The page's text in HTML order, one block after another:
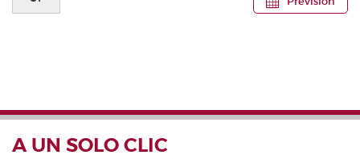
A UN SOLO CLIC